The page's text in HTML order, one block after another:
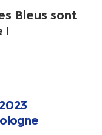
Bleus sont
!